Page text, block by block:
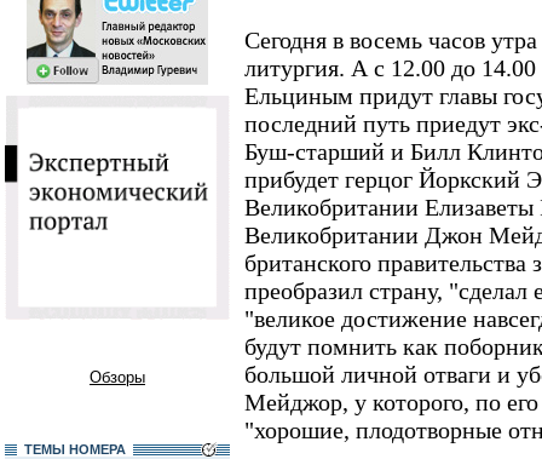
Обзоры
ТЕМЫ НОМЕРА
Сегодня в восемь часов
литургия. А с 12.00 до
Ельциным придут главы
последний путь приедут
Буш-старший и Билл
прибудет герцог Йоркский
Великобритании
Великобритании Джон
британского
преобразил страну, "сделал
"великое достижение
будут помнить как
большой личной отваги и
Мейджор, у которого, по
"хорошие, плодотворные